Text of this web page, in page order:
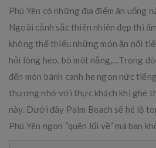
Phú Yên có những địa điểm ăn uống
Ngoài cảnh sắc thiên nhiên đẹp thì
không thể thiếu những món ăn nổi
hỏi lòng heo, bò một nắng,…Trong
đến món bánh canh hẹ ngon nức
thương nhớ với thực khách khi ghé
này. Dưới đây Palm Beach sẽ hé lộ
Phú Yên ngon “quên lối về” mà bạn